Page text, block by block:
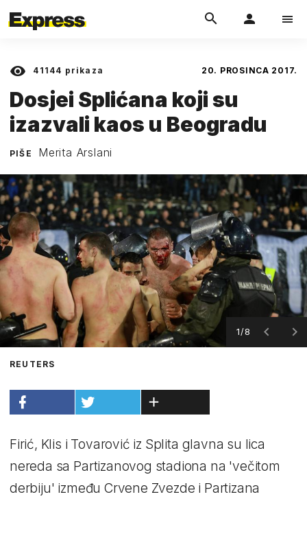
41144 prikaza 20. PROSINCA 2017.
Dosjei Splićana koji su
izazvali kaos u Beogradu
PIŠE Merita Arslani
1/8
REUTERS
Firić, Klis i Tovarović iz Splita glavna su lica
nereda sa Partizanovog stadiona na 'večitom
derbiju' između Crvene Zvezde i Partizana